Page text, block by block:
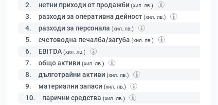
2. нетни приходи от продажби (хил. лв.)
3. разходи за оперативна дейност (хил. лв.)
4. разходи за персонала (хил. лв.)
5. счетоводна печалба/загуба (хил. лв.)
6. EBITDA (хил. лв.)
7. общо активи (хил. лв.)
8. дълготрайни активи (хил. лв.)
9. материални запаси (хил. лв.)
10. парични средства (хил. лв.)